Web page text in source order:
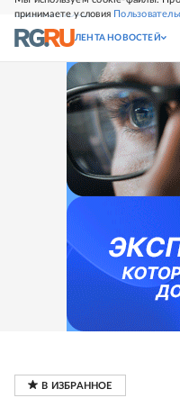
принимаете условия
СВЕЖИЙ НОМЕР
ЛЕНТА НОВОСТЕЙ